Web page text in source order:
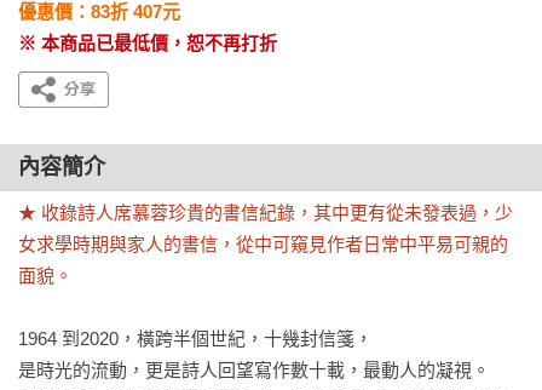
優惠價：83折 407元
※ 本商品已最低價，恕不再打折
內容簡介
★ 收錄詩人席慕蓉珍貴的書信紀錄，其中更有從未發表過，少
女求學時期與家人的書信，從中可窺見作者日常中平易可親的
面貌。
1964 到2020，橫跨半個世紀，十幾封信箋，
是時光的流動，更是詩人回望寫作數十載，最動人的凝視。